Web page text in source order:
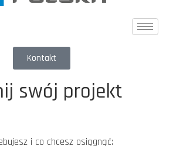
Kontakt
swój projekt
i co chcesz osiągnąć: